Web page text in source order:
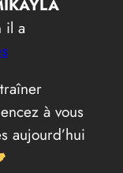
il a
à vous
aujourd’hui